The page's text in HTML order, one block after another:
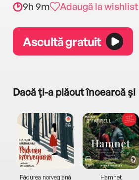
9h 9m Adaugă la wishlist
Ascultă gratuit
Dacă ți-a plăcut încearcă și
Pădurea norvegiană Hamnet